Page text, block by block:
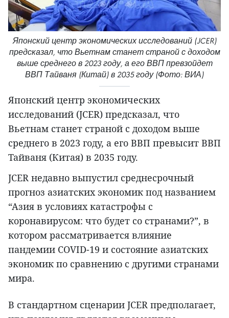
Японский центр экономических исследований (JCER)
предсказал, что Вьетнам станет страной с доходом
выше среднего в 2023 году, а его ВВП превзойдет
ВВП Тайваня (Китай) в 2035 году (Фото: ВИА)
Японский центр экономических
исследований (JCER) предсказал, что
Вьетнам станет страной с доходом выше
среднего в 2023 году, а его ВВП превысит ВВП
Тайваня (Китая) в 2035 году.
JCER недавно выпустил среднесрочный
прогноз азиатских экономик под названием
“Азия в условиях катастрофы с
коронавирусом: что будет со странами?”, в
котором рассматривается влияние
пандемии COVID-19 и состояние азиатских
экономик по сравнению с другими странами
мира.
В стандартном сценарии JCER предполагает,